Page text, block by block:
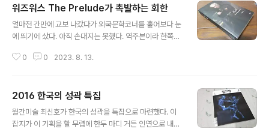
워즈워스 The Prelude가 촉발하는 회한
얼마전 간만에 교보 나갔다가 외국문학코너를 훑어보다 눈
에 띄기에 샀다. 아직 손대지는 못했다. 역주본이라 한쪽엔
어와 많이 달라 원문 밑엔 각종 주석을 덧댄 노작이다. 학부
열에 불타서 샀으리오? 그냥 그 시절 회한에 손길이 갔을
뿐이다. 같은 서가엔 전질에 가차운 예이츠 역주본이 있더
라. 예이츠는 구득하지 못했으나 조만간 지를 듯하다. (201
0 0 2023. 8. 13.
2016 한국의 성곽 특집
월간미술 최신호가 한국의 성곽을 특집으로 마련했다. 이
잡지가 이 기획을 할 무렵에 한두 마디 거든 인연으로 내가